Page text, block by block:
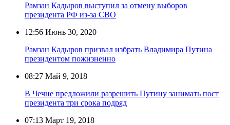
Рамзан Кадыров выступил за отмену выборов
президента РФ из-за СВО
12:56 Июнь 30, 2020
Рамзан Кадыров призвал избрать Владимира Путина
президентом пожизненно
08:27 Май 9, 2018
В Чечне предложили разрешить Путину занимать пост
президента три срока подряд
07:13 Март 19, 2018